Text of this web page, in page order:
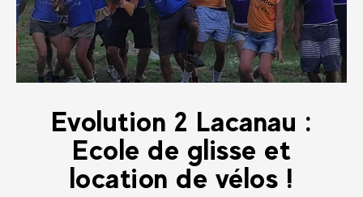
Evolution 2 Lacanau :
Ecole de glisse et
location de vélos !